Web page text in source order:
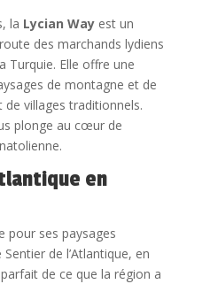
la Lycian Wayest un
des marchands lydiens
Turquie. Elle offre une
de montagne et de
villages traditionnels.
plonge au cœur de
en
pour ses paysages
de l’Atlantique, en
de ce que la région a